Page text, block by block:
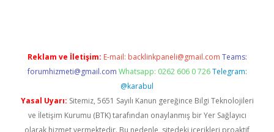
Reklam ve İletişim: E-mail: backlinkpaneli@gmail.com Teams:
forumhizmeti@gmail.com Whatsapp: 0262 606 0 726 Telegram:
@karabul
Yasal Uyarı: Sitemiz, 5651 Sayılı Kanun gereğince Bilgi Teknolojileri
ve İletişim Kurumu (BTK) tarafından onaylanmış bir Yer Sağlayıcı
olarak hizmet vermektedir. Bu nedenle, sitedeki içerikleri proaktif